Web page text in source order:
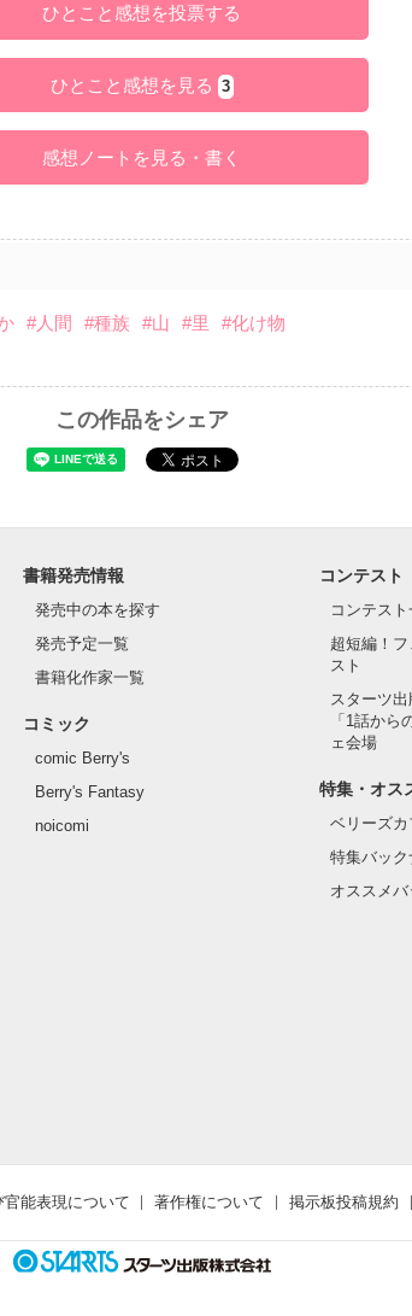
ひとこと感想を投票する
ひとこと感想を見る 3
感想ノートを見る・書く
#人間 #種族 #山 #里 #化け物
この作品をシェア
書籍発売情報
発売中の本を探す
発売予定一覧
書籍化作家一覧
コミック
comic Berry's
Berry's Fantasy
noicomi
コンテスト
コンテス
超短編！
スト
スターツ
「1話から
ェ会場
特集・オス
ベリーズ
特集バッ
オススメ
能表現について 著作権について 掲示板投稿規約